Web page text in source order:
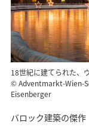
18世紀に建てられた、
© Adventmarkt-Wien-
Eisenberger
バロック建築の傑